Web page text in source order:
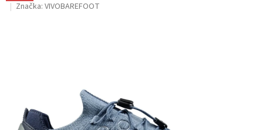
hodnocení
Značka: VIVOBAREFOOT